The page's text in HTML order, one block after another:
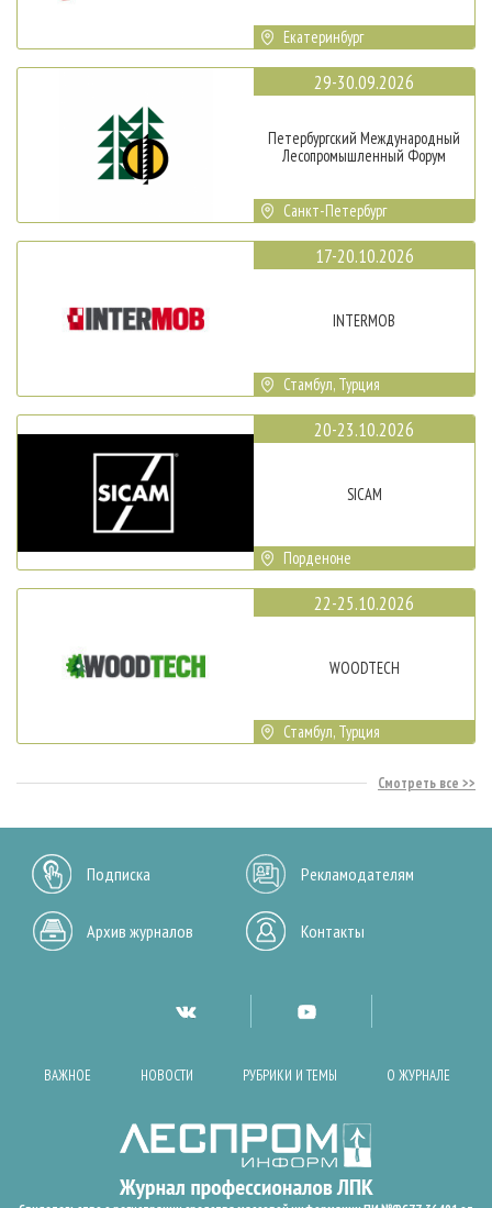
Екатеринбург
29-30.09.2026
Петербургский Международный
Лесопромышленный Форум
Санкт-Петербург
17-20.10.2026
INTERMOB
Стамбул, Турция
20-23.10.2026
SICAM
Порденоне
22-25.10.2026
WOODTECH
Стамбул, Турция
Смотреть все
Подписка Рекламодателям
Архив журналов Контакты
ВАЖНОЕ НОВОСТИ РУБРИКИ И ТЕМЫ О ЖУРНАЛЕ